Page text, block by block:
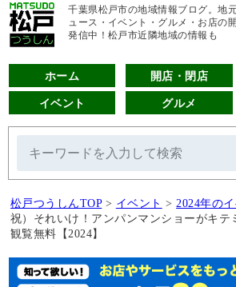
千葉県松戸市の地域情報ブログ。地
ュース・イベント・グルメ・お店の
発信中！松戸市近隣地域の情報も
ホーム 開店・閉店
イベント グルメ
松戸つうしんTOP > イベント > 2024年のイ
祝）それいけ！アンパンマンショーがキテ
観覧無料【2024】